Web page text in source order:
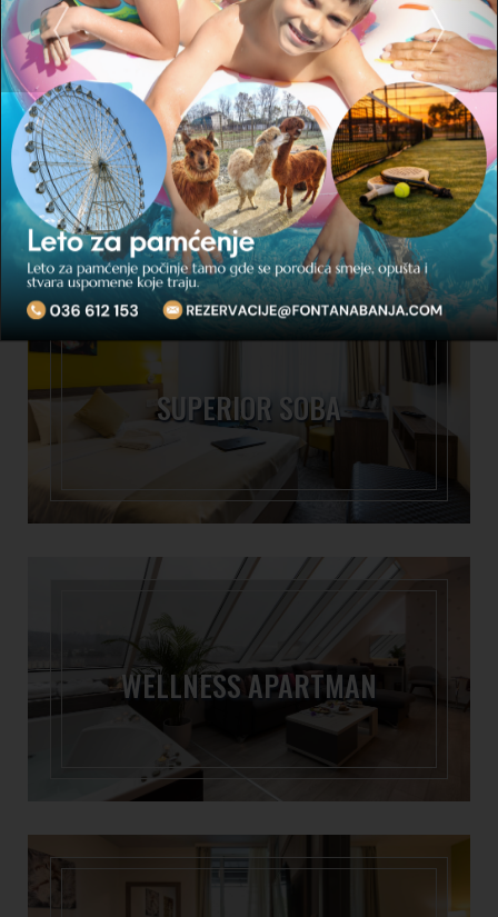
Neka vaše uživanje bude upotpunjeno velikim izborom alkoholnih i
bezalkoholnih pića. Prijatan ambijent lobby bara predstavlja idealno
mesto za druženje sa kolegama, prijateljima i porodicom.
SMEŠTAJ
SUPERIOR SOBA
WELLNESS APARTMAN